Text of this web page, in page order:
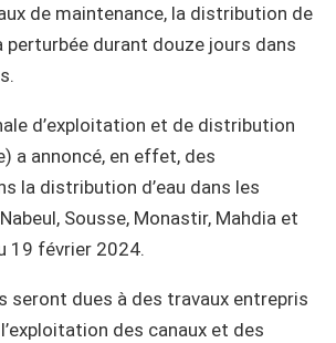
de maintenance, la distribution de
perturbée durant douze jours dans
d’exploitation et de distribution
a annoncé, en effet, des
la distribution d’eau dans les
Sousse, Monastir, Mahdia et
19 février 2024.
seront dues à des travaux entrepris
des canaux et des